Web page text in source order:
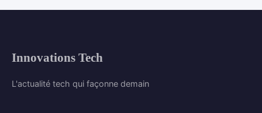
Innovations Tech
L'actualité tech qui façonne demain